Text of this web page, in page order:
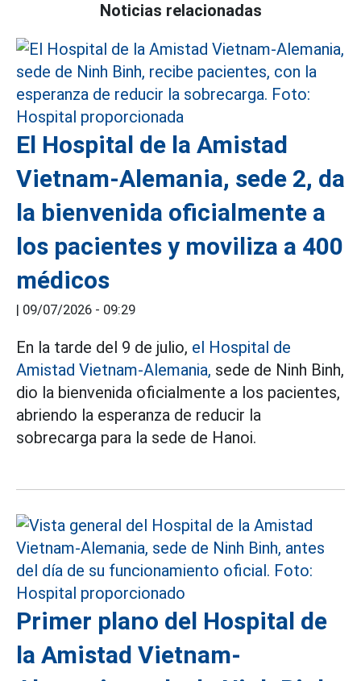
Noticias relacionadas
El Hospital de la Amistad
Vietnam-Alemania, sede 2, da
la bienvenida oficialmente a
los pacientes y moviliza a 400
médicos
09/07/2026 - 09:29
En la tarde del 9 de julio, el Hospital de
Amistad Vietnam-Alemania, sede de Ninh Binh,
dio la bienvenida oficialmente a los pacientes,
abriendo la esperanza de reducir la
sobrecarga para la sede de Hanoi.
Primer plano del Hospital de
la Amistad Vietnam-